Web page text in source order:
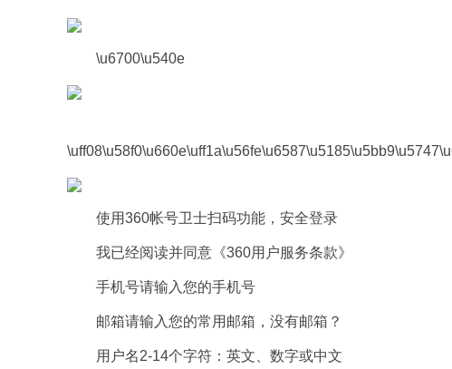
\u6700\u540e
使用360帐号卫士扫码功能，安全登录
我已经阅读并同意《360用户服务条款》
手机号请输入您的手机号
邮箱请输入您的常用邮箱，没有邮箱？
用户名2-14个字符：英文、数字或中文